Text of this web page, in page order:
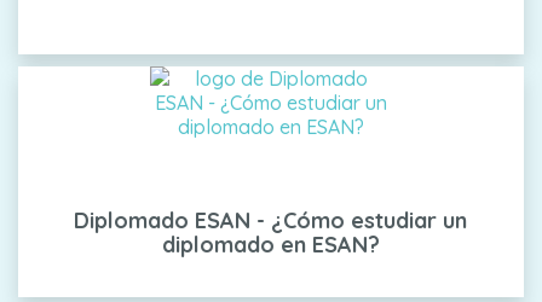
Diplomado ESAN - ¿Cómo estudiar un
diplomado en ESAN?